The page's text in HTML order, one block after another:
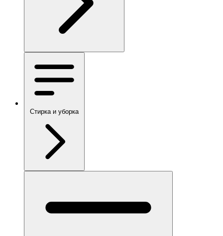
Стирка и уборка